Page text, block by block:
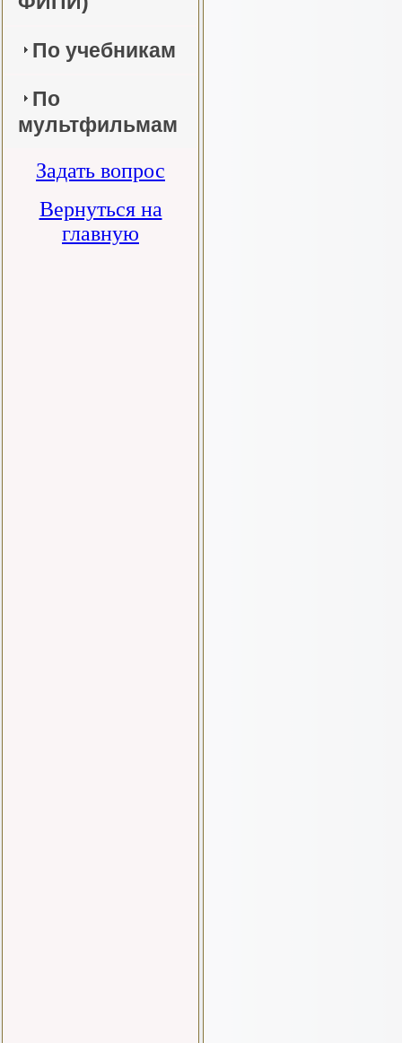
По учебникам
По
мультфильмам
Задать вопрос
Вернуться на
главную